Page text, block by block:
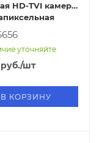
HD-TVI камера
уточняйте
руб./шт
В КОРЗИНУ